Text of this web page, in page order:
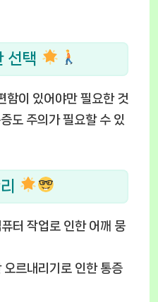
선택
함이 있어야만 필요한 것
도 주의가 필요할 수 있
터 작업로 인한 어깨 뭉
오르내리기로 인한 통증